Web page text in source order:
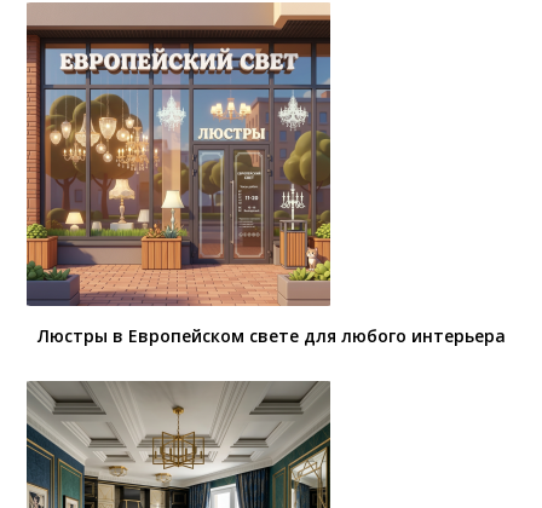
Люстры в Европейском свете для любого интерьера